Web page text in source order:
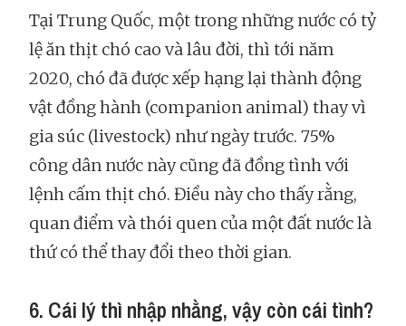
Tại Trung Quốc, một trong những nước có tỷ
lệ ăn thịt chó cao và lâu đời, thì tới năm
2020, chó đã được xếp hạng lại thành động
vật đồng hành (companion animal) thay vì
gia súc (livestock) như ngày trước. 75%
công dân nước này cũng đã đồng tình với
lệnh cấm thịt chó. Điều này cho thấy rằng,
quan điểm và thói quen của một đất nước là
thứ có thể thay đổi theo thời gian.
6. Cái lý thì nhập nhằng, vậy còn cái tình?